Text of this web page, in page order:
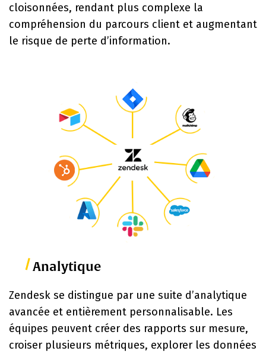
cloisonnées, rendant plus complexe la
compréhension du parcours client et augmentant
le risque de perte d’information.
Analytique
Zendesk se distingue par une suite d’analytique
avancée et entièrement personnalisable. Les
équipes peuvent créer des rapports sur mesure,
croiser plusieurs métriques, explorer les données